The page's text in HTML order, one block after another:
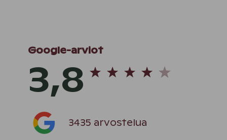
Google-arviot
3,8
3435 arvostelua